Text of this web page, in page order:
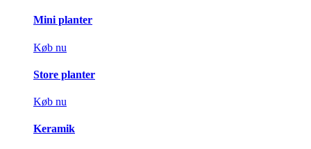
Mini planter
Køb nu
Store planter
Køb nu
Keramik